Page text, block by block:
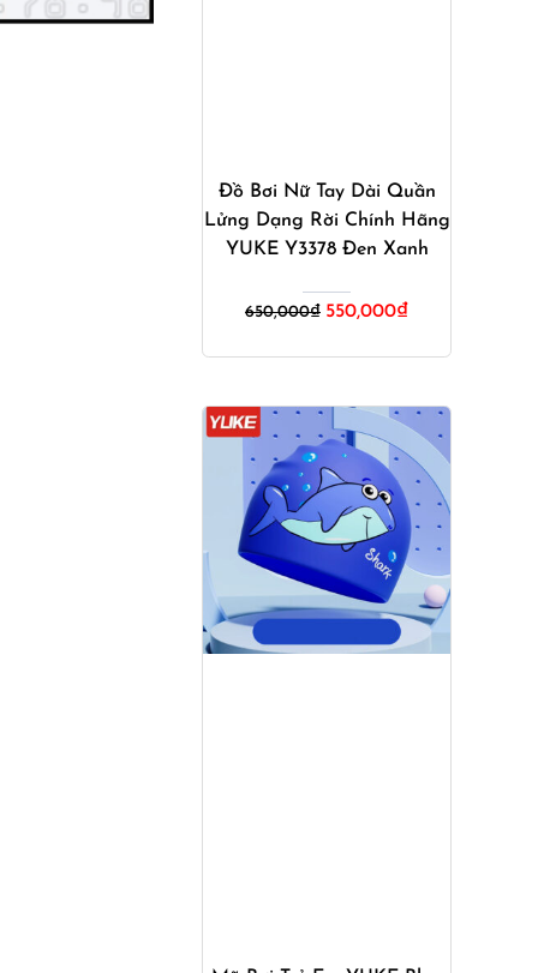
Đồ Bơi Nữ Tay Dài Quần
Lửng Dạng Rời Chính Hãng
YUKE Y3378 Đen Xanh
650,000₫ Giá
là:
550,000₫Giá
tại
550,000₫.